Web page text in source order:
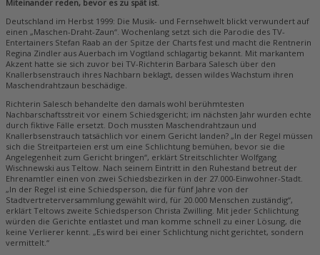
Miteinander reden, bevor es zu spät ist.
Deutschland im Herbst 1999: Die Musik- und Fernsehwelt blickt verwundert auf
einen „Maschen-Draht-Zaun“. Wochenlang setzt sich die Parodie des TV-
Entertainers Stefan Raab an der Spitze der Charts fest und macht die Rentnerin
Regina Zindler aus Auerbach im Vogtland schlagartig bekannt. Mit markantem
Akzent hatte sie sich zuvor bei TV-Richterin Barbara Salesch über den
Knallerbsenstrauch ihres Nachbarn beklagt, dessen wildes Wachstum ihren
Maschendrahtzaun beschädige.
Richterin Salesch behandelte den damals wohl berühmtesten
Nachbarschaftsstreit vor einem Schiedsgericht; im nächsten Jahr wurden echte
durch fiktive Fälle ersetzt. Doch mussten Maschendrahtzaun und
Knallerbsenstrauch tatsächlich vor einem Gericht landen? „In der Regel müssen
sich die Streitparteien erst um eine Schlichtung bemühen, bevor sie die
Angelegenheit zum Gericht bringen“, erklärt Streitschlichter Wolfgang
Wischnewski aus Teltow. Nach seinem Eintritt in den Ruhestand betreut der
Ehrenamtler einen von zwei Schiedsbezirken in der 27.000-Einwohner-Stadt.
„In der Regel ist eine Schiedsperson, die für fünf Jahre von der
Stadtvertreterversammlung gewählt wird, für 20.000 Menschen zuständig“,
erklärt Teltows zweite Schiedsperson Christa Zwilling. Mit jeder Schlichtung
würden die Gerichte entlastet und man komme schnell zu einer Lösung, die
keine Verlierer kennt. „Es wird bei einer Schlichtung nicht gerichtet, sondern
vermittelt.“